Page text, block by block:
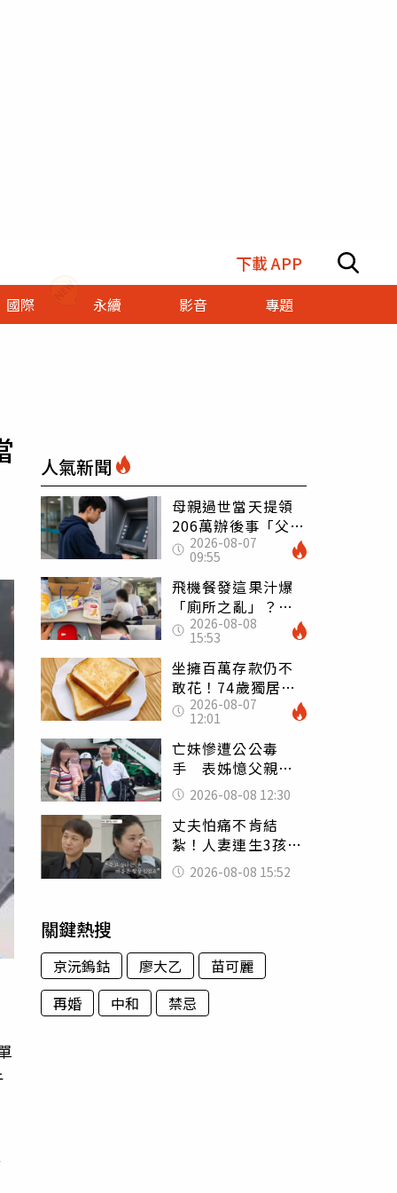
下載 APP
國際 永續 影音 專題
人氣新聞
母親過世當天提領
206萬辦後事「父子
遭判刑」 律師：
搶錢先下手是罪
2026-08-07
09:55
飛機餐發這果汁爆
「廁所之亂」？乘
客崩潰：差點丟大
臉 醫揭3類人別亂
喝
2026-08-08
15:53
坐擁百萬存款仍不
敢花！74歲獨居翁
「1餐只吃1片吐
司」 半年後暴瘦
嚇壞女兒
2026-08-07
12:01
亡妹慘遭公公毒
手 表姊憶父親節
前夕：小舅舅仍到
殯儀館陪她說話
2026-08-08 12:30
丈夫怕痛不肯結
紮！人妻連生3孩
控遭家暴淚喊：真
的好累
2026-08-08 15:52
關鍵熱搜
京沅鎢鈷 廖大乙
苗可麗
再婚
中和 禁忌